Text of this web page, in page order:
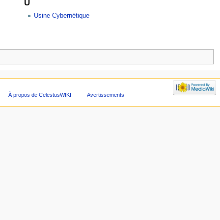
U
Usine Cybernétique
À propos de CelestusWIKI Avertissements